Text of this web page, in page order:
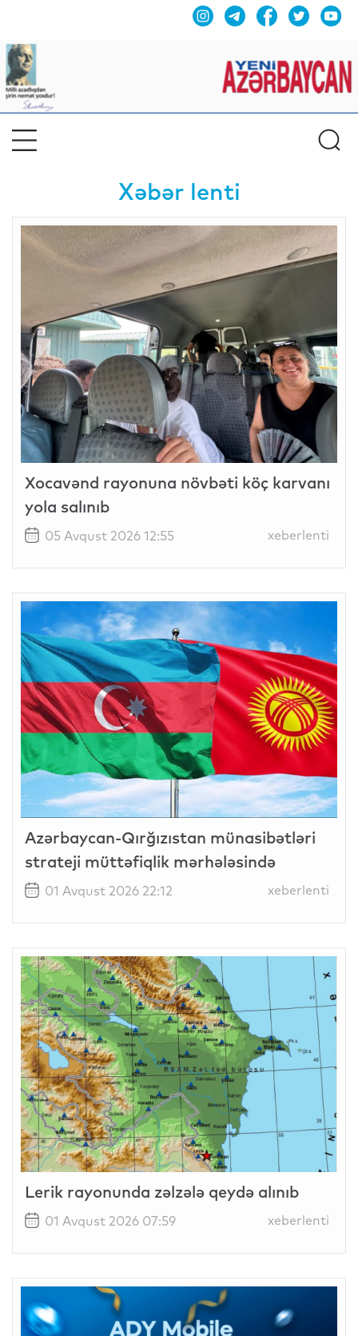
Xəbər lenti
Xocavənd rayonuna növbəti köç karvanı
yola salınıb
05 Avqust 2026 12:55 xeberlenti
Azərbaycan-Qırğızıstan münasibətləri
strateji müttəfiqlik mərhələsində
01 Avqust 2026 22:12 xeberlenti
Lerik rayonunda zəlzələ qeydə alınıb
01 Avqust 2026 07:59 xeberlenti